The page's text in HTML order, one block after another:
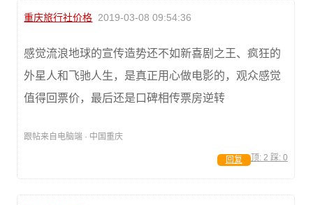
重庆旅行社价格 2019-03-08 09:54:36
感觉流浪地球的宣传造势还不如新喜剧之王、疯狂的
外星人和飞驰人生，是真正用心做电影的，观众感觉
值得回票价，最后还是口碑相传票房逆转
跟帖来自电脑端 · 中国重庆
顶: 2 踩: 0
回复